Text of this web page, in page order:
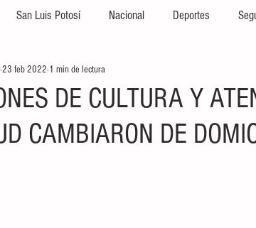
San Luis Potosí Nacional Deportes
DE CULTURA Y
CAMBIARON DE
23 feb 2022 1 min de lectura